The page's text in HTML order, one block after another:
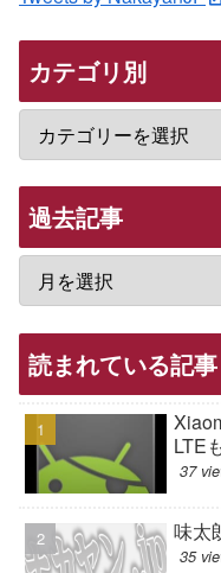
カテゴリ別
過去記事
読まれている記事
LTE
37
味太
35